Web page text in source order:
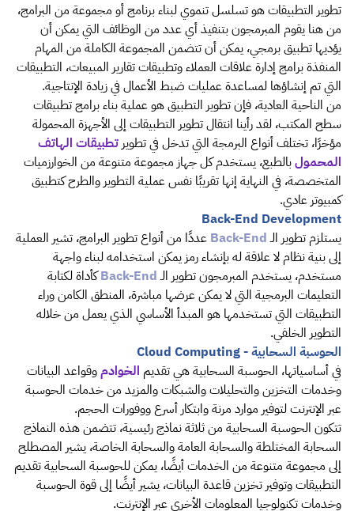
تطوير التطبيقات هو تسلسل تنموي لبناء برنامج أو مجموعة من البرامج،
من هنا يقوم المبرمجون بتنفيذ أي عدد من الوظائف التي يمكن أن
يؤديها تطبيق برمجي، يمكن أن تتضمن المجموعة الكاملة من المهام
المنفذة برامج إدارة علاقات العملاء وتطبيقات تقارير المبيعات، التطبيقات
التي تم إنشاؤها لمساعدة عمليات ضبط الأعمال في زيادة الإنتاجية.
من الناحية العادية، فإن تطوير التطبيق هو عملية بناء برامج تطبيقات
سطح المكتب، لقد رأينا انتقال تطوير التطبيقات إلى الأجهزة المحمولة
مؤخرًا، تختلف أنواع البرمجة التي تدخل في تطويرتطبيقات الهاتف
المحمولبالطبع، يستخدم كل جهاز مجموعة متنوعة من الخوارزميات
المتخصصة، في النهاية إنها تقريبًا نفس عملية التطوير والطرح كتطبيق
كمبيوتر عادي.
Back-End Development
يستلزم تطوير الـBack-End
عددًا من أنواع تطوير البرامج، تشير العملية
إلى بنية نظام لا علاقة له بإنشاء رمز يمكن استخدامه لبناء واجهة
مستخدم، يستخدم المبرمجون تطوير الـBack-End
كأداة لكتابة
التعليمات البرمجية التي لا يمكن عرضها مباشرة، المنطق الكامن وراء
التطبيقات التي تستخدمها هو المبدأ الأساسي الذي يعمل من خلاله
التطوير الخلفي.
الحوسبة السحابية - Cloud Computing
في أساسياتها، الحوسبة السحابية هي تقديم الخوادموقواعد البيانات
وخدمات التخزين والتحليلات والشبكات والمزيد من خدمات الحوسبة
عبر الإنترنت لتوفير موارد مرنة وابتكار أسرع ووفورات الحجم.
تتكون الحوسبة السحابية من ثلاثة نماذج رئيسية، تتضمن هذه النماذج
السحابة المختلطة والسحابة العامة والسحابة الخاصة، يشير المصطلح
إلى مجموعة متنوعة من الخدمات أيضًا، يمكن للحوسبة السحابية تقديم
التطبيقات وتوفير تخزين قاعدة البيانات، يشير أيضًا إلى قوة الحوسبة
وخدمات تكنولوجيا المعلومات الأخرى عبر الإنترنت.